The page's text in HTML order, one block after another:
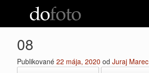
08
Publikované 22 mája, 2020 od Juraj Marec